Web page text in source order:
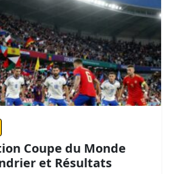
Coupe du Monde
et Résultats